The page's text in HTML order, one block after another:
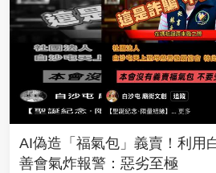
AI偽造「福氣包」義賣！利
善會氣炸報警：惡劣至極